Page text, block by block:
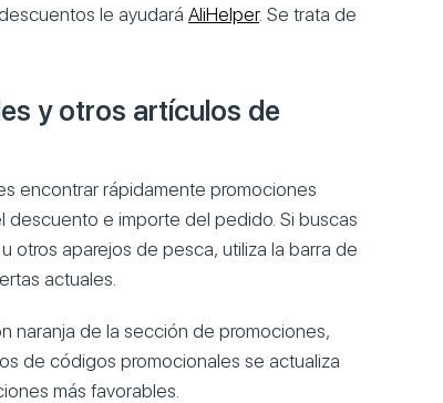
le ayudará AliHelper. Se trata de
y otros artículos de
encontrar rápidamente promociones
e importe del pedido. Si buscas
aparejos de pesca, utiliza la barra de
actuales.
naranja de la sección de promociones,
de códigos promocionales se actualiza
más favorables.